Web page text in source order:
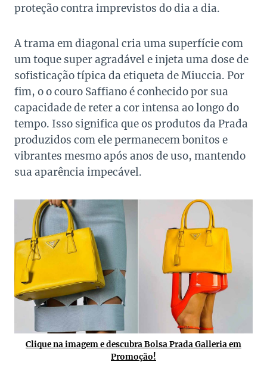
proteção contra imprevistos do dia a dia.
A trama em diagonal cria uma superfície com
um toque super agradável e injeta uma dose de
sofisticação típica da etiqueta de Miuccia. Por
fim, o o couro Saffiano é conhecido por sua
capacidade de reter a cor intensa ao longo do
tempo. Isso significa que os produtos da Prada
produzidos com ele permanecem bonitos e
vibrantes mesmo após anos de uso, mantendo
sua aparência impecável.
Clique na imagem e descubra Bolsa Prada Galleria em
Promoção!